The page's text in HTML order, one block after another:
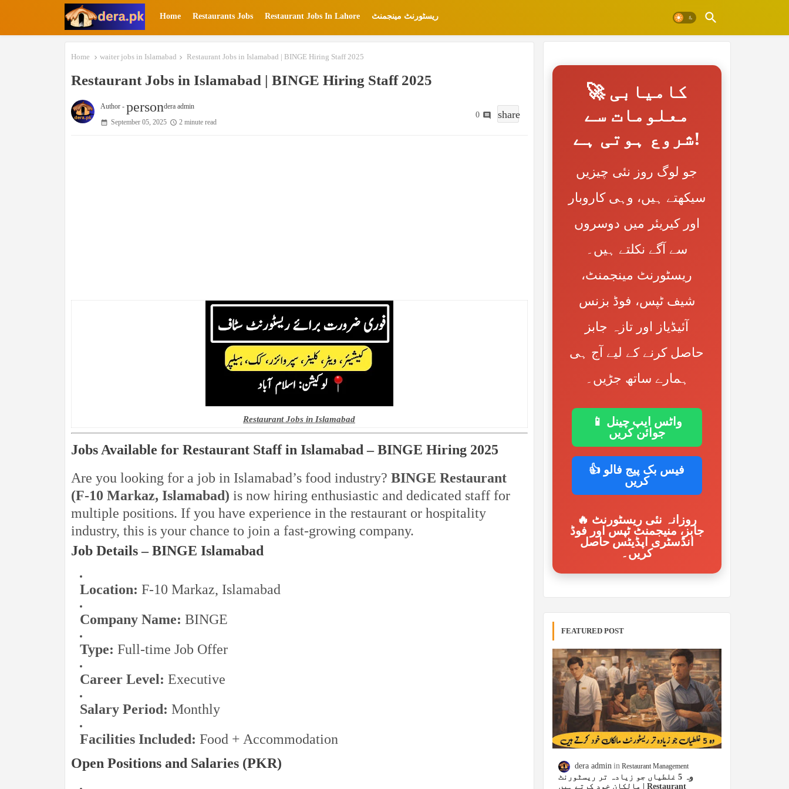
Home Restaurants Jobs Restaurant Jobs In Lahore ریسٹورنٹ مینجمنٹ
Home waiter jobs in Islamabad Restaurant Jobs in Islamabad | BINGE Hiring Staff 2025
Restaurant Jobs in Islamabad | BINGE Hiring Staff 2025
Author - persondera admin
September 05, 2025
2 minute read
0 share
Restaurant Jobs in Islamabad
Jobs Available for Restaurant Staff in Islamabad – BINGE Hiring 2025
Are you looking for a job in Islamabad’s food industry? BINGE Restaurant
(F-10 Markaz, Islamabad) is now hiring enthusiastic and dedicated staff for
multiple positions. If you have experience in the restaurant or hospitality
industry, this is your chance to join a fast-growing company.
Job Details – BINGE Islamabad
Location: F-10 Markaz, Islamabad
Company Name: BINGE
Type: Full-time Job Offer
Career Level: Executive
Salary Period: Monthly
Facilities Included: Food + Accommodation
Open Positions and Salaries (PKR)
🚀 کامیابی
معلومات سے
شروع ہوتی ہے!
جو لوگ روز نئی چیزیں
سیکھتے ہیں، وہی کاروبار
اور کیریئر میں دوسروں
سے آگے نکلتے ہیں۔
ریسٹورنٹ مینجمنٹ،
شیف ٹپس، فوڈ بزنس
آئیڈیاز اور تازہ جابز
حاصل کرنے کے لیے آج ہی
ہمارے ساتھ جڑیں۔
📱 واٹس ایپ چینل
جوائن کریں
👍 فیس بک پیج فالو
کریں
🔥 روزانہ نئی ریسٹورنٹ
جابز، منیجمنٹ ٹپس اور فوڈ
انڈسٹری اپڈیٹس حاصل
کریں۔
FEATURED POST
dera admin Restaurant Management
وہ 5 غلطیاں جو زیادہ تر ریسٹورنٹ
مالکان خود کرتے ہیں | Restaurant